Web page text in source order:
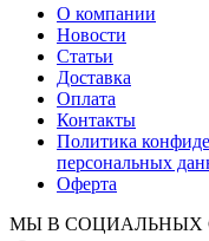
О компании
Новости
Статьи
Доставка
Оплата
Контакты
Политика
персональных
Оферта
МЫ В СОЦИАЛЬНЫХ